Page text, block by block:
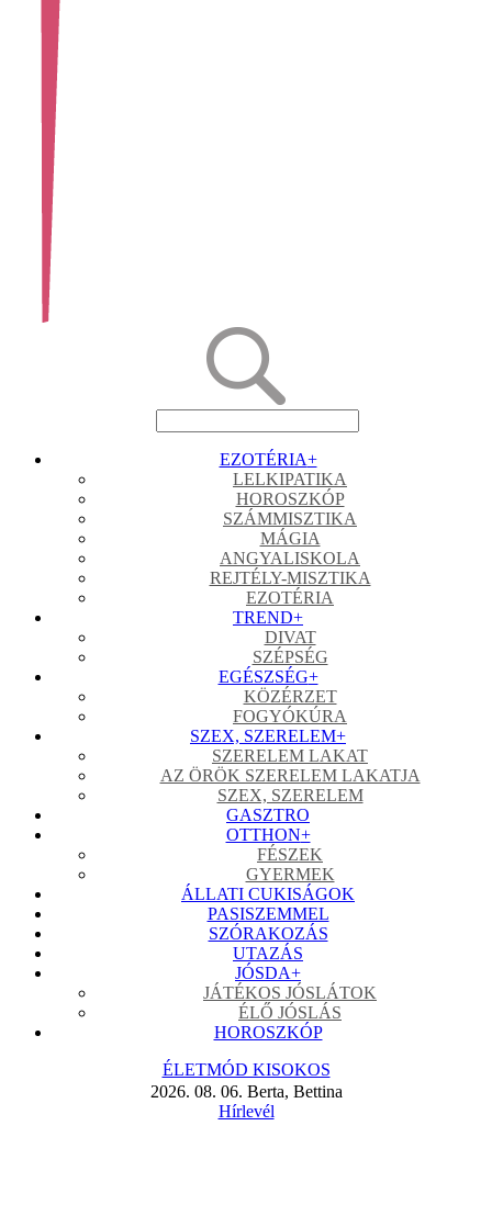
EZOTÉRIA+
LELKIPATIKA
HOROSZKÓP
SZÁMMISZTIKA
MÁGIA
ANGYALISKOLA
REJTÉLY-MISZTIKA
EZOTÉRIA
TREND+
DIVAT
SZÉPSÉG
EGÉSZSÉG+
KÖZÉRZET
FOGYÓKÚRA
SZEX, SZERELEM+
SZERELEM LAKAT
AZ ÖRÖK SZERELEM LAKATJA
SZEX, SZERELEM
GASZTRO
OTTHON+
FÉSZEK
GYERMEK
ÁLLATI CUKISÁGOK
PASISZEMMEL
SZÓRAKOZÁS
UTAZÁS
JÓSDA+
JÁTÉKOS JÓSLÁTOK
ÉLŐ JÓSLÁS
HOROSZKÓP
ÉLETMÓD KISOKOS
2026. 08. 06. Berta, Bettina
Hírlevél